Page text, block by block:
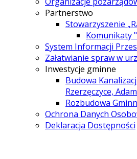
Partnerstwo
Stowarzyszenie
Komunikaty
System Informacji
Załatwianie spraw w
Inwestycje gminne
Budowa
Rzerzęczyce,
Rozbudowa
Ochrona Danych
Deklaracja Dostępności